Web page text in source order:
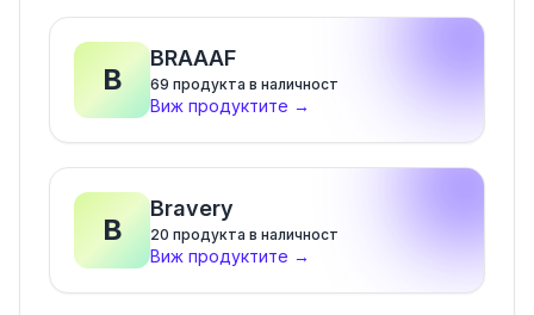
B
BRAAAF
69 продукта в наличност
Виж продуктите →
B
Bravery
20 продукта в наличност
Виж продуктите →